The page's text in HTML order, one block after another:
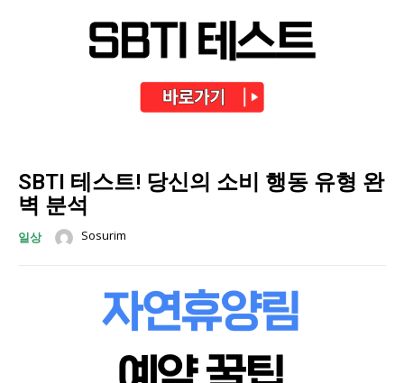
SBTI 테스트! 당신의 소비 행동 유형 완
벽 분석
일상 Sosurim